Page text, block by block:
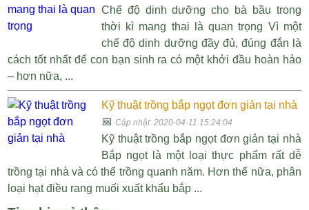
Chế độ dinh dưỡng cho bà bầu trong
thời kì mang thai là quan trọng Vì một
chế độ dinh dưỡng đầy đủ, đúng đắn là
cách tốt nhất để con bạn sinh ra có một khởi đầu hoàn hảo
– hơn nữa, ...
Kỹ thuật trồng bắp ngọt đơn giản tại nhà
📅 Cập nhật: 2020-04-11 15:24:04
Kỹ thuật trồng bắp ngọt đơn giản tại nhà
Bắp ngọt là một loại thực phẩm rất dễ
trồng tại nhà và có thể trồng quanh năm. Hơn thế nữa, phân
loại hạt điều rang muối xuất khẩu bắp ...